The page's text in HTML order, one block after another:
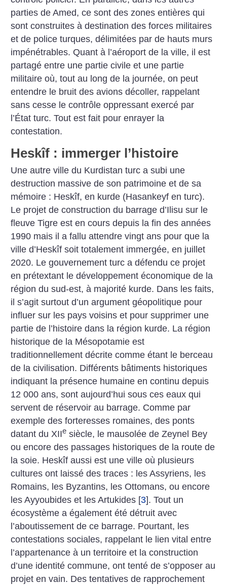
parties de Amed, ce sont des zones entières qui
sont construites à destination des forces militaires
et de police turques, délimitées par de hauts murs
impénétrables. Quant à l’aéroport de la ville, il est
partagé entre une partie civile et une partie
militaire où, tout au long de la journée, on peut
entendre le bruit des avions décoller, rappelant
sans cesse le contrôle oppressant exercé par
l’État turc. Tout est fait pour enrayer la
contestation.
Heskîf : immerger l’histoire
Une autre ville du Kurdistan turc a subi une
destruction massive de son patrimoine et de sa
mémoire : Heskîf, en kurde (Hasankeyf en turc).
Le projet de construction du barrage d’Ilisu sur le
fleuve Tigre est en cours depuis la fin des années
1990 mais il a fallu attendre vingt ans pour que la
ville d’Heskîf soit totalement immergée, en juillet
2020. Le gouvernement turc a défendu ce projet
en prétextant le développement économique de la
région du sud-est, à majorité kurde. Dans les faits,
il s’agit surtout d’un argument géopolitique pour
influer sur les pays voisins et pour supprimer une
partie de l’histoire dans la région kurde. La région
historique de la Mésopotamie est
traditionnellement décrite comme étant le berceau
de la civilisation. Différents bâtiments historiques
indiquant la présence humaine en continu depuis
12 000 ans, sont aujourd’hui sous ces eaux qui
servent de réservoir au barrage. Comme par
exemple des forteresses romaines, des ponts
datant du XIIe siècle, le mausolée de Zeynel Bey
ou encore des passages historiques de la route de
la soie. Heskîf aussi est une ville où plusieurs
cultures ont laissé des traces : les Assyriens, les
Romains, les Byzantins, les Ottomans, ou encore
les Ayyoubides et les Artukides [3]. Tout un
écosystème a également été détruit avec
l’aboutissement de ce barrage. Pourtant, les
contestations sociales, rappelant le lien vital entre
l’appartenance à un territoire et la construction
d’une identité commune, ont tenté de s’opposer au
projet en vain. Des tentatives de rapprochement